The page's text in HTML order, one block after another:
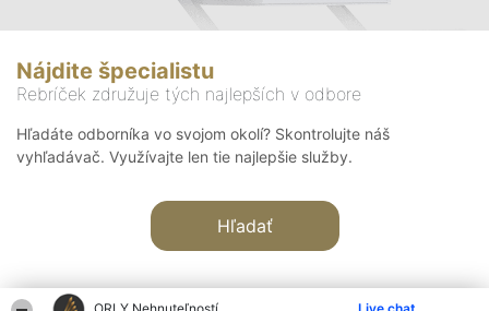
Nájdite špecialistu
Rebríček združuje tých najlepších v odbore
Hľadáte odborníka vo svojom okolí? Skontrolujte náš
vyhľadávač. Využívajte len tie najlepšie služby.
Hľadať